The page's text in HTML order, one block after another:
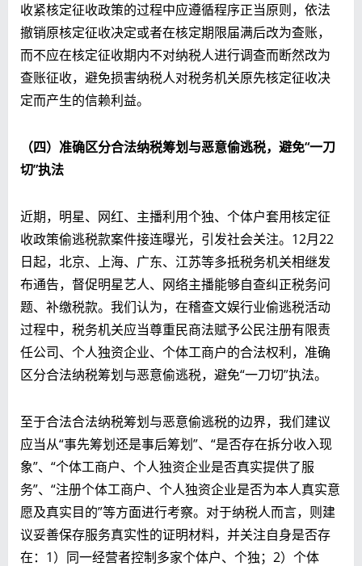
收紧核定征收政策的过程中应遵循程序正当原则，依法
撤销原核定征收决定或者在核定期限届满后改为查账，
而不应在核定征收期内不对纳税人进行调查而断然改为
查账征收，避免损害纳税人对税务机关原先核定征收决
定而产生的信赖利益。
（四） 准确区分合法纳税筹划与恶意偷逃税，避免“一刀
切”执法
近期，明星、网红、主播利用个独、个体户套用核定征
收政策偷逃税款案件接连曝光，引发社会关注。12月22
日起，北京、上海、广东、江苏等多抵税务机关相继发
布通告，督促明星艺人、网络主播能够自查纠正税务问
题、补缴税款。我们认为，在稽查文娱行业偷逃税活动
过程中，税务机关应当尊重民商法赋予公民注册有限责
任公司、个人独资企业、个体工商户的合法权利，准确
区分合法纳税筹划与恶意偷逃税，避免“一刀切”执法。
至于合法合法纳税筹划与恶意偷逃税的边界，我们建议
应当从“事先筹划还是事后筹划”、“是否存在拆分收入现
象”、“个体工商户、个人独资企业是否真实提供了服
务”、“注册个体工商户、个人独资企业是否为本人真实意
愿及真实目的”等方面进行考察。对于纳税人而言，则建
议妥善保存服务真实性的证明材料，并关注自身是否存
在：1）同一经营者控制多家个体户、个独；2）个体